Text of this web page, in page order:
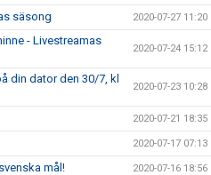
säsong 2020-07-27 11:20
- Livestreamas
2020-07-24 15:12
din dator den 30/7, kl
2020-07-23 10:28
2020-07-21 18:35
2020-07-17 07:13
mål! 2020-07-16 18:56